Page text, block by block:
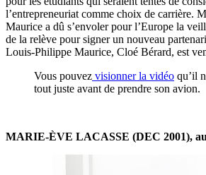
l’entrepreneuriat comme choix de carrière.
Maurice a dû s’envoler pour l’Europe la
de la relève pour signer un nouveau
Louis-Philippe Maurice, Cloé Bérard, est
Vous pouvez visionner la vidéo qu’il
tout juste avant de prendre son avion.
MARIE-ÈVE LACASSE (DEC 2001),